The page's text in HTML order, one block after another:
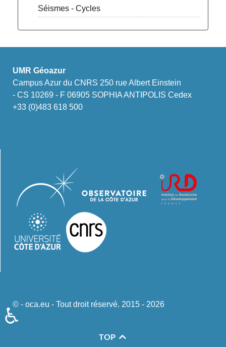
Séismes - Cycles
UMR Géoazur
Campus Azur du CNRS 250 rue Albert Einstein
- CS 10269 - F 06905 SOPHIA ANTIPOLIS Cedex
+33 (0)483 618 500
© - oca.eu - Tout droit réservé. 2015 - 2026
TOP